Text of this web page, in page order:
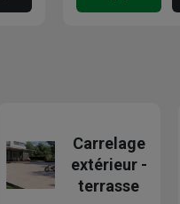
Carrelage
extérieur -
terrasse